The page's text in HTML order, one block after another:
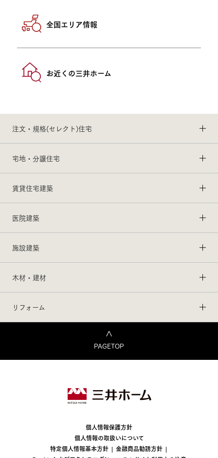
全国エリア情報
お近くの三井ホーム
注文・規格(セレクト)住宅
宅地・分譲住宅
賃貸住宅建築
医院建築
施設建築
木材・建材
リフォーム
PAGETOP
個人情報保護方針
個人情報の取扱いについて
特定個人情報基本方針
金融商品勧誘方針